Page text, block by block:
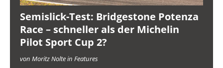
Semislick-Test: Bridgestone Potenza
Race – schneller als der Michelin
Pilot Sport Cup 2?
von Moritz Nolte in Features